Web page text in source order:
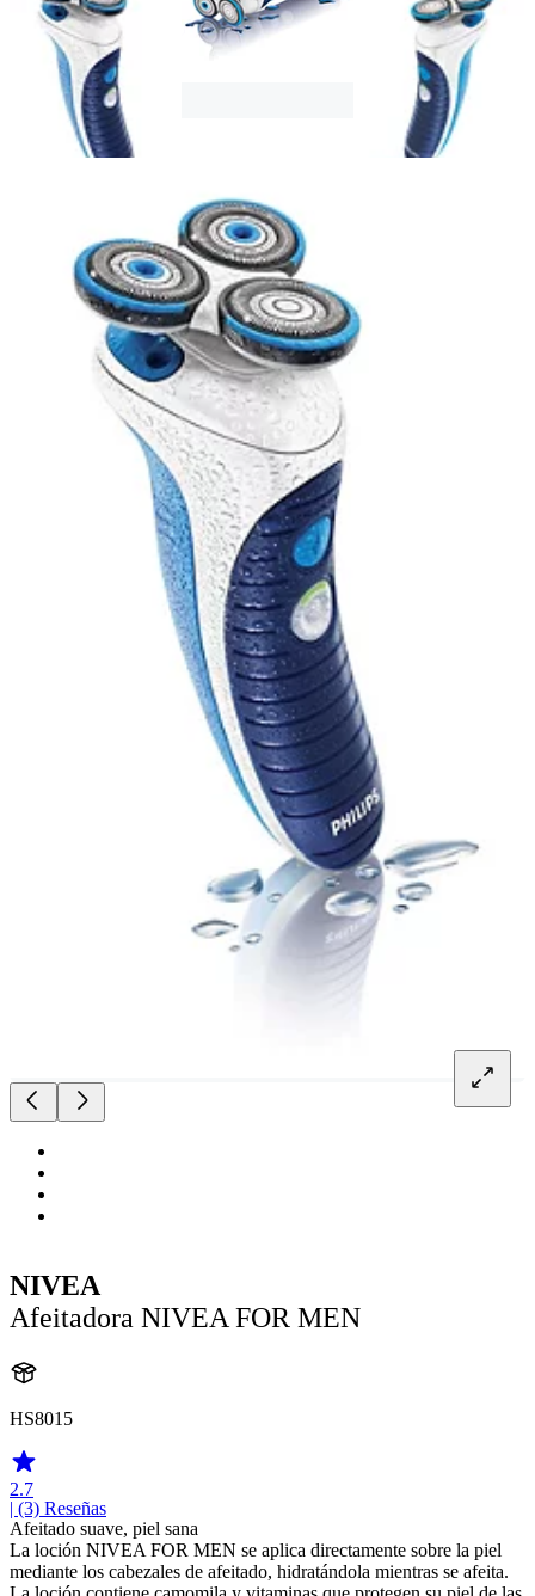
NIVEA
Afeitadora NIVEA FOR MEN
HS8015
2.7
| (3) Reseñas
Afeitado suave, piel sana
La loción NIVEA FOR MEN se aplica directamente sobre la piel
mediante los cabezales de afeitado, hidratándola mientras se afeita.